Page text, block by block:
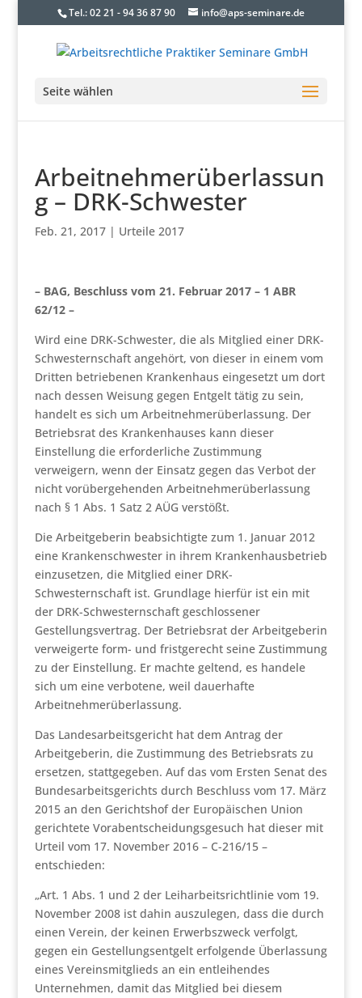
Tel.: 02 21 - 94 36 87 90 info@aps-seminare.de
Seite wählen
Arbeitnehmerüberlassun
g – DRK-Schwester
Feb. 21, 2017| Urteile 2017
– BAG, Beschluss vom 21. Februar 2017 – 1 ABR
62/12 –
Wird eine DRK-Schwester, die als Mitglied einer DRK-
Schwesternschaft angehört, von dieser in einem vom
Dritten betriebenen Krankenhaus eingesetzt um dort
nach dessen Weisung gegen Entgelt tätig zu sein,
handelt es sich um Arbeitnehmerüberlassung. Der
Betriebsrat des Krankenhauses kann dieser
Einstellung die erforderliche Zustimmung
verweigern, wenn der Einsatz gegen das Verbot der
nicht vorübergehenden Arbeitnehmerüberlassung
nach § 1 Abs. 1 Satz 2 AÜG verstößt.
Die Arbeitgeberin beabsichtigte zum 1. Januar 2012
eine Krankenschwester in ihrem Krankenhausbetrieb
einzusetzen, die Mitglied einer DRK-
Schwesternschaft ist. Grundlage hierfür ist ein mit
der DRK-Schwesternschaft geschlossener
Gestellungsvertrag. Der Betriebsrat der Arbeitgeberin
verweigerte form- und fristgerecht seine Zustimmung
zu der Einstellung. Er machte geltend, es handele
sich um eine verbotene, weil dauerhafte
Arbeitnehmerüberlassung.
Das Landesarbeitsgericht hat dem Antrag der
Arbeitgeberin, die Zustimmung des Betriebsrats zu
ersetzen, stattgegeben. Auf das vom Ersten Senat des
Bundesarbeitsgerichts durch Beschluss vom 17. März
2015 an den Gerichtshof der Europäischen Union
gerichtete Vorabentscheidungsgesuch hat dieser mit
Urteil vom 17. November 2016 – C-216/15 –
entschieden:
„Art. 1 Abs. 1 und 2 der Leiharbeitsrichtlinie vom 19.
November 2008 ist dahin auszulegen, dass die durch
einen Verein, der keinen Erwerbszweck verfolgt,
gegen ein Gestellungsentgelt erfolgende Überlassung
eines Vereinsmitglieds an ein entleihendes
Unternehmen, damit das Mitglied bei diesem